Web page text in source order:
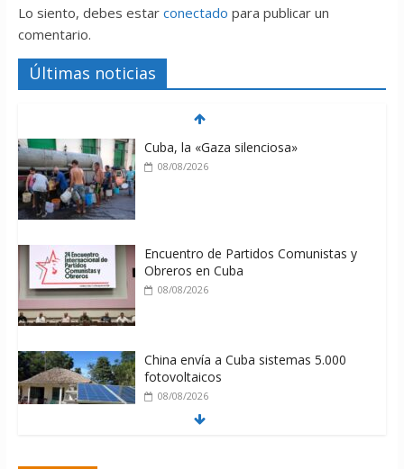
Lo siento, debes estar conectado para publicar un
comentario.
Últimas noticias
Cuba, la «Gaza silenciosa»
08/08/2026
Encuentro de Partidos Comunistas y
Obreros en Cuba
08/08/2026
China envía a Cuba sistemas 5.000
fotovoltaicos
08/08/2026